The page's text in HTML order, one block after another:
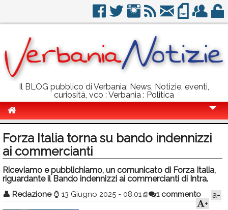
Il BLOG pubblico di Verbania: News, Notizie, eventi,
curiosità, vco : Verbania : Politica
Politica
Sport
Eventi
Info Utili
Forza Italia torna su bando indennizzi
ai commercianti
Riceviamo e pubblichiamo, un comunicato di Forza Italia,
riguardante il Bando indennizzi ai commercianti di Intra.
👤 Redazione ⌚ 13 Giugno 2025 - 08:01 1 commento
a-
+